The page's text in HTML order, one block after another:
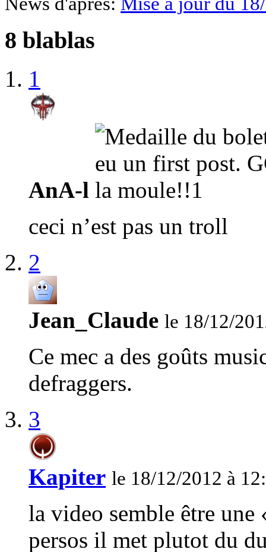
8 blablas
1
AnA-l
ceci n’est pas un troll
2
Jean_Claude le 18/12/
Ce mec a des goûts
defraggers.
3
Kapiter le 18/12/2012 à
la video semble être une
persos il met plutot du